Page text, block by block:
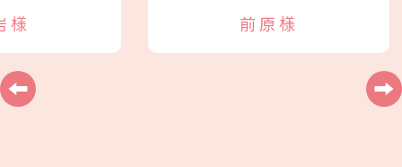
前原様